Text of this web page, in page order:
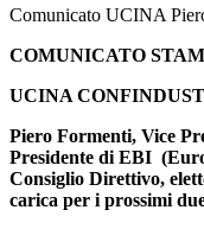
Comunicato UCINA
COMUNICATO
UCINA
Piero Formenti, Vice
Presidente di EBI
Consiglio Direttivo,
carica per i prossimi